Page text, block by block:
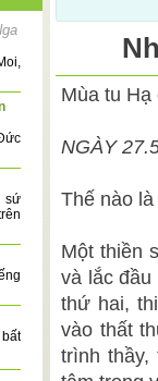
sứ
Mùa tu
NGÀY
Thế nào
Một thiền
và lắc đầu
thứ hai,
vào thất
trình thầy,